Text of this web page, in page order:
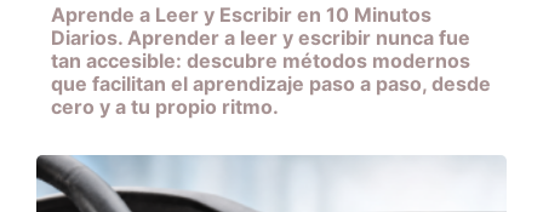
Aprende a Leer y Escribir en 10 Minutos
Diarios. Aprender a leer y escribir nunca fue
tan accesible: descubre métodos modernos
que facilitan el aprendizaje paso a paso, desde
cero y a tu propio ritmo.